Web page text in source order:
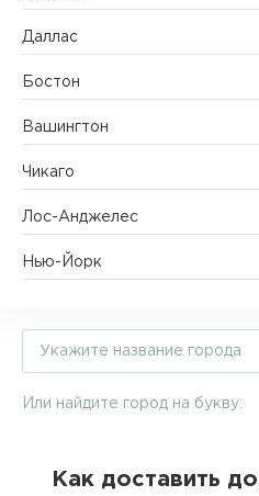
Даллас
Бостон
Вашингтон
Чикаго
Лос-Анджелес
Нью-Йорк
Или найдите город на букву:
Как доставить